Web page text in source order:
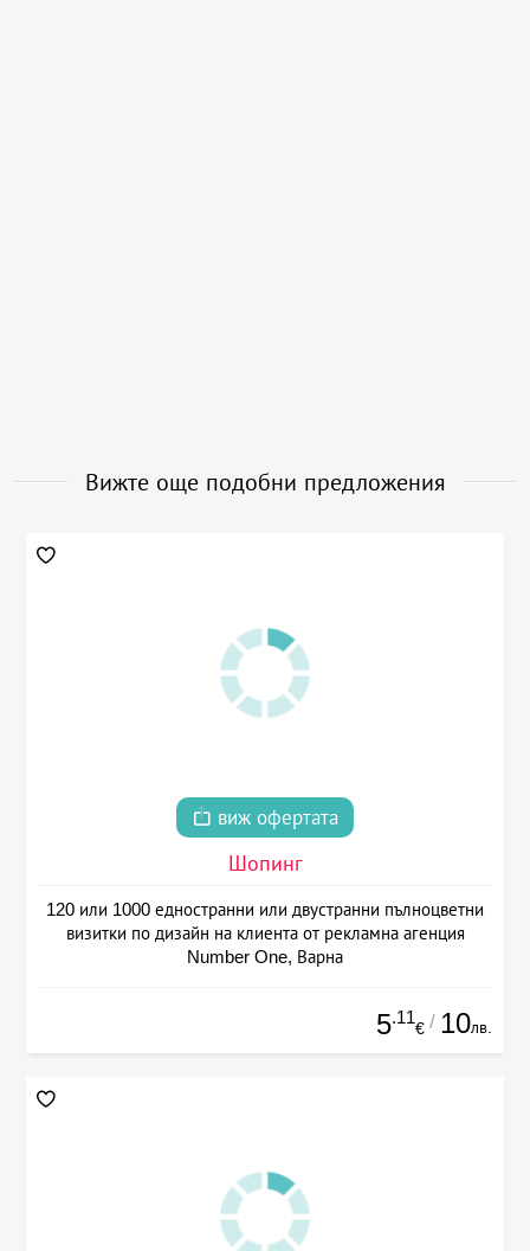
Вижте още подобни предложения
виж офертата
Шопинг
120 или 1000 едностранни или двустранни пълноцветни
визитки по дизайн на клиента от рекламна агенция
Number One, Варна
5.11
€ / 10лв.